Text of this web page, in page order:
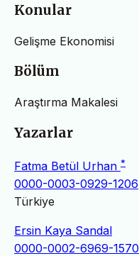
Konular
Gelişme Ekonomisi
Bölüm
Araştırma Makalesi
Yazarlar
Fatma Betül Urhan *
0000-0003-0929-1206
Türkiye
Ersin Kaya Sandal
0000-0002-6969-1570